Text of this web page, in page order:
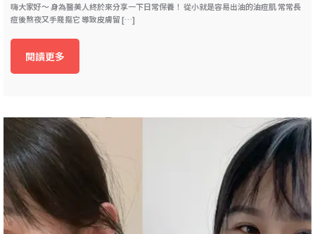
嗨大家好～ 身為醫美人終於來分享一下日常保養！ 從小就是容易出油的油痘肌 常常長
痘後熬夜又手賤摳它 導致皮膚留 […]
閱讀更多